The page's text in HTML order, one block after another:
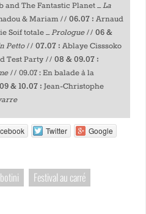
and The Fantastic Planet –La
& Mariam // 06.07 : Arnaud
Soif totale –Prologue// 06 &
Petto // 07.07 : Ablaye Cisssoko
Test Party // 08 & 09.07 :
// 09.07 : En balade à la
09 & 10.07 : Jean-Christophe
Twitter
Google
Festival au carré